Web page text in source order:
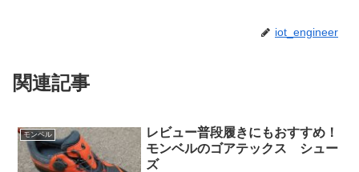
iot_engineer
関連記事
モンベル
レビュー普段履きにもおすすめ！
モンベルのゴアテックス シュー
ズ